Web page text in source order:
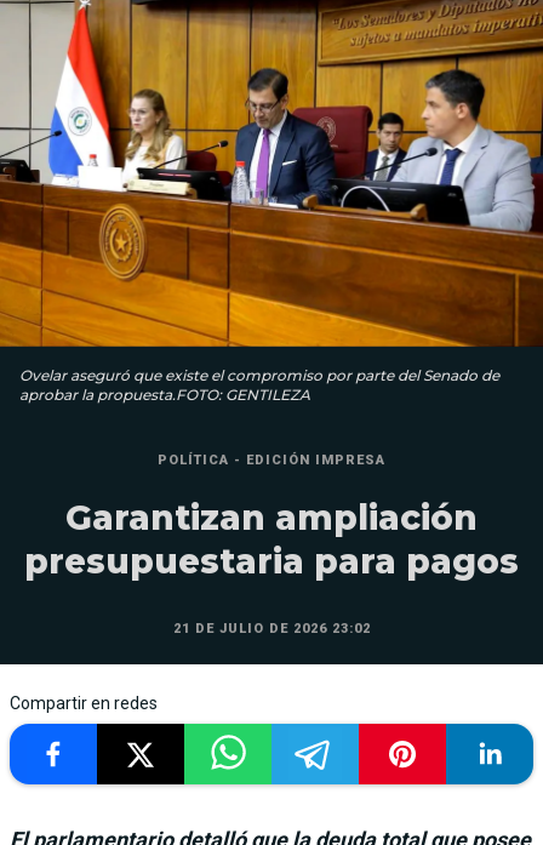
Ovelar aseguró que existe el compromiso por parte del Senado de
aprobar la propuesta.FOTO: GENTILEZA
POLÍTICA - EDICIÓN IMPRESA
Garantizan ampliación
presupuestaria para pagos
21 DE JULIO DE 2026 23:02
Compartir en redes